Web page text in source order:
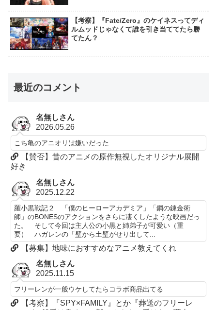
【考察】『Fate/Zero』のケイネスってディ
ルムッドじゃなくて誰を引き当ててたら勝
てたん？
最近のコメント
名無しさん
2026.05.26
こち亀のアニオリは嫌いだった
【賛否】昔のアニメの原作無視したオリジナル展開
好き
名無しさん
2025.12.22
羅小黒戦記２ 「僕のヒーローアカデミア」「鋼の錬金術
師」のBONESのアクションをさらに凄くしたような映画だっ
た。 そして今回は主人公の小黒と姉弟子が可愛い（重
要） ハガレンの「壁から土壁がせり出して...
【募集】地味におすすめなアニメ教えてくれ
名無しさん
2025.11.15
フリーレンが一般ウケしてたらコラボ商品出てる
【考察】『SPY×FAMILY』とか『葬送のフリーレ